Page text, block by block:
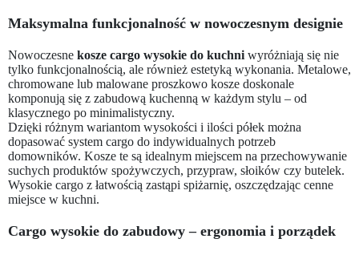
Maksymalna funkcjonalność w nowoczesnym designie
Nowoczesne kosze cargo wysokie do kuchni wyróżniają się nie
tylko funkcjonalnością, ale również estetyką wykonania. Metalowe,
chromowane lub malowane proszkowo kosze doskonale
komponują się z zabudową kuchenną w każdym stylu – od
klasycznego po minimalistyczny.
Dzięki różnym wariantom wysokości i ilości półek można
dopasować system cargo do indywidualnych potrzeb
domowników. Kosze te są idealnym miejscem na przechowywanie
suchych produktów spożywczych, przypraw, słoików czy butelek.
Wysokie cargo z łatwością zastąpi spiżarnię, oszczędzając cenne
miejsce w kuchni.
Cargo wysokie do zabudowy – ergonomia i porządek